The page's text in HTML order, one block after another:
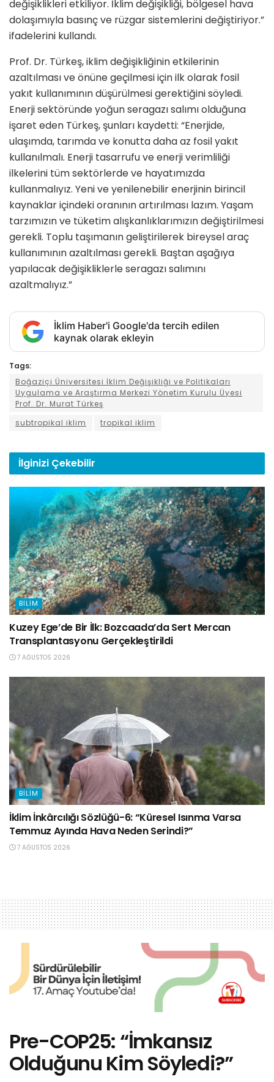
değişiklikleri etkiliyor. İklim değişikliği, bölgesel hava
dolaşımıyla basınç ve rüzgar sistemlerini değiştiriyor.”
ifadelerini kullandı.
Prof. Dr. Türkeş, iklim değişikliğinin etkilerinin
azaltılması ve önüne geçilmesi için ilk olarak fosil
yakıt kullanımının düşürülmesi gerektiğini söyledi.
Enerji sektöründe yoğun seragazı salımı olduğuna
işaret eden Türkeş, şunları kaydetti: “Enerjide,
ulaşımda, tarımda ve konutta daha az fosil yakıt
kullanılmalı. Enerji tasarrufu ve enerji verimliliği
ilkelerini tüm sektörlerde ve hayatımızda
kullanmalıyız. Yeni ve yenilenebilir enerjinin birincil
kaynaklar içindeki oranının artırılması lazım. Yaşam
tarzımızın ve tüketim alışkanlıklarımızın değiştirilmesi
gerekli. Toplu taşımanın geliştirilerek bireysel araç
kullanımının azaltılması gerekli. Baştan aşağıya
yapılacak değişikliklerle seragazı salımını
azaltmalıyız.”
İklim Haber'i Google'da tercih edilen
kaynak olarak ekleyin
Tags:
Boğaziçi Üniversitesi İklim Değişikliği ve Politikaları
Uygulama ve Araştırma Merkezi Yönetim Kurulu Üyesi
Prof. Dr. Murat Türkeş
subtropikal iklim
tropikal iklim
İlginizi Çekebilir
BILIM
Kuzey Ege’de Bir İlk: Bozcaada’da Sert Mercan
Transplantasyonu Gerçekleştirildi
7 AĞUSTOS 2026
BILIM
İklim İnkârcılığı Sözlüğü-6: “Küresel Isınma Varsa
Temmuz Ayında Hava Neden Serindi?”
7 AĞUSTOS 2026
Pre-COP25: “İmkansız
Olduğunu Kim Söyledi?”